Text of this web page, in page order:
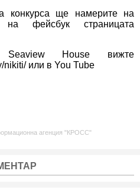
конкурса ще намерите на
фейсбук страницата
House вижте
nikiti/или в You Tube
агенция "КРОСС"